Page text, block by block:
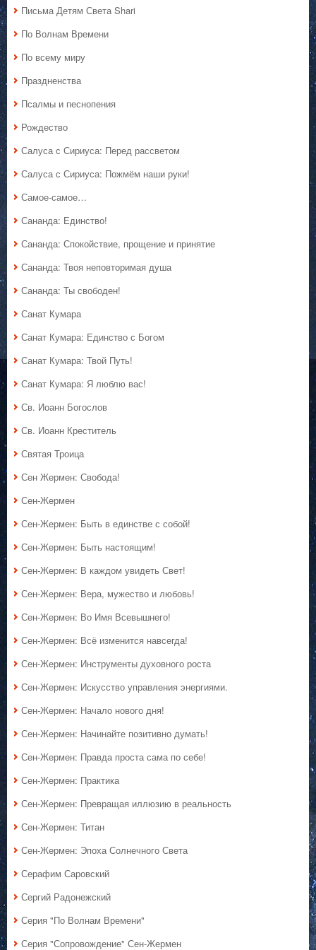
Письма Детям Света Shari
По Волнам Времени
По всему миру
Праздненства
Псалмы и песнопения
Рождество
Салуса с Сириуса: Перед рассветом
Салуса с Сириуса: Пожмём наши руки!
Самое-самое…
Сананда: Единство!
Сананда: Спокойствие, прощение и принятие
Сананда: Твоя неповторимая душа
Сананда: Ты свободен!
Санат Кумара
Санат Кумара: Единство с Богом
Санат Кумара: Твой Путь!
Санат Кумара: Я люблю вас!
Св. Иоанн Богослов
Св. Иоанн Креститель
Святая Троица
Сен Жермен: Свобода!
Сен-Жермен
Сен-Жермен: Быть в единстве с собой!
Сен-Жермен: Быть настоящим!
Сен-Жермен: В каждом увидеть Свет!
Сен-Жермен: Вера, мужество и любовь!
Сен-Жермен: Во Имя Всевышнего!
Сен-Жермен: Всё изменится навсегда!
Сен-Жермен: Инструменты духовного роста
Сен-Жермен: Искусство управления энергиями.
Сен-Жермен: Начало нового дня!
Сен-Жермен: Начинайте позитивно думать!
Сен-Жермен: Правда проста сама по себе!
Сен-Жермен: Практика
Сен-Жермен: Превращая иллюзию в реальность
Сен-Жермен: Титан
Сен-Жермен: Эпоха Солнечного Света
Серафим Саровский
Сергий Радонежский
Серия "По Волнам Времени"
Серия "Сопровождение" Сен-Жермен